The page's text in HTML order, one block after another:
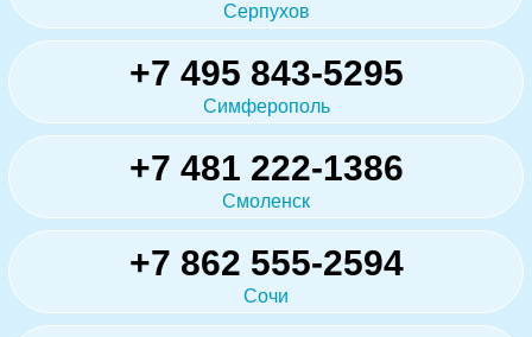
Серпухов
+7 495 843-5295
Симферополь
+7 481 222-1386
Смоленск
+7 862 555-2594
Сочи